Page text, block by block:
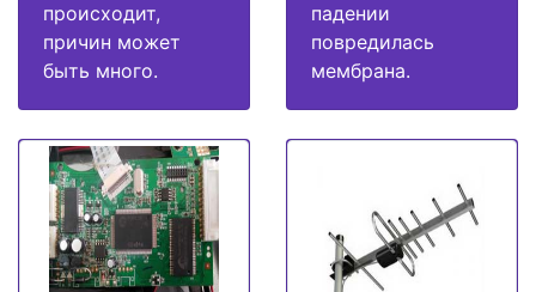
происходит,
причин может
быть много.
падении
повредилась
мембрана.